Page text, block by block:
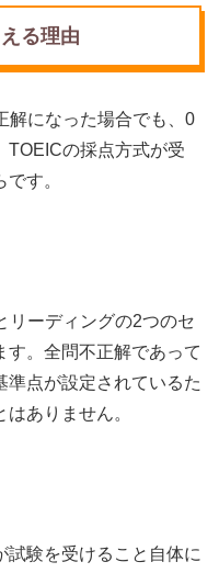
る理由
解になった場合でも、0
TOEICの採点方式が受
す。
リーディングの2つのセ
す。全問不正解であって
準点が設定されているた
ありません。
試験を受けること自体に